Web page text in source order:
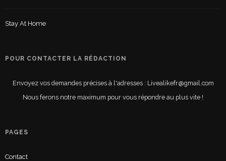
Stay At Home
POUR CONTACTER LA RÉDACTION
Envoyez vos demandes précises à l'adresses : Livealikefr@gmail.com
Nous ferons notre maximum pour vous répondre au plus vite !
PAGES
Contact